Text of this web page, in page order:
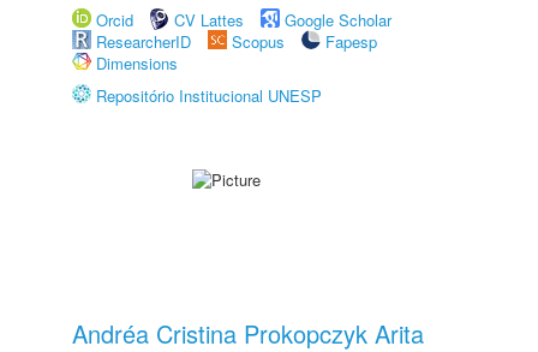
Orcid
CV Lattes
Google Scholar
ResearcherID
Scopus
Fapesp
Dimensions
Repositório Institucional UNESP
Andréa Cristina Prokopczyk Arita